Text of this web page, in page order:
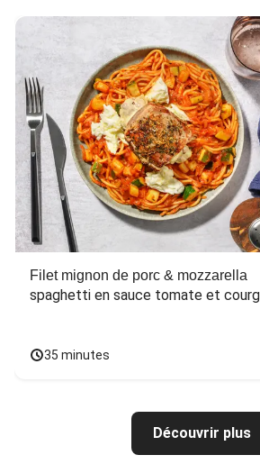
Filet mignon de porc & mozzarella
spaghetti en sauce tomate et
35 minutes
Découvrir plus